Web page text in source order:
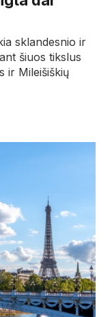
sklandesnio ir
šiuos tikslus
ir Mileišiškių